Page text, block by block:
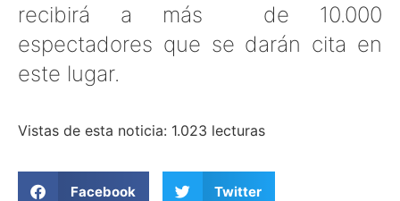
recibirá a más de 10.000
espectadores que se darán cita en
este lugar.
Vistas de esta noticia: 1.023 lecturas
Facebook Twitter